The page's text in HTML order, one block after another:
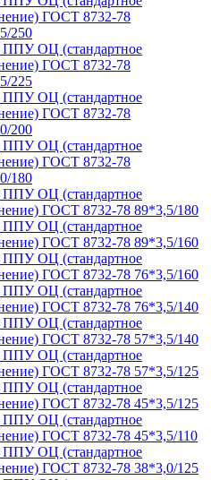
ГОСТ 8732-78
250
ППУ ОЦ (стандартное
ГОСТ 8732-78
225
ППУ ОЦ (стандартное
ГОСТ 8732-78
200
ППУ ОЦ (стандартное
ГОСТ 8732-78
180
ППУ ОЦ (стандартное
ГОСТ 8732-78 89*3,5/180
ППУ ОЦ (стандартное
ГОСТ 8732-78 89*3,5/160
ППУ ОЦ (стандартное
ГОСТ 8732-78 76*3,5/160
ППУ ОЦ (стандартное
ГОСТ 8732-78 76*3,5/140
ППУ ОЦ (стандартное
ГОСТ 8732-78 57*3,5/140
ППУ ОЦ (стандартное
ГОСТ 8732-78 57*3,5/125
ППУ ОЦ (стандартное
ГОСТ 8732-78 45*3,5/125
ППУ ОЦ (стандартное
ГОСТ 8732-78 45*3,5/110
ППУ ОЦ (стандартное
ГОСТ 8732-78 38*3,0/125